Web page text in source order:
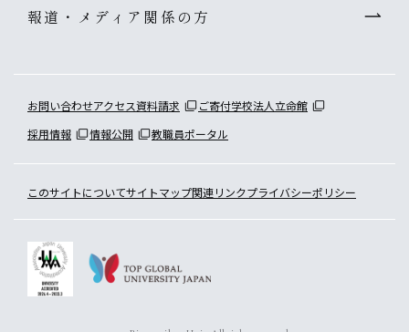
報道・メディア関係の方
お問い合わせアクセス資料請求 ご寄付学校法人立命館
採用情報
情報公開 教職員ポータル
このサイトについてサイトマップ関連リンクプライバシーポリシー